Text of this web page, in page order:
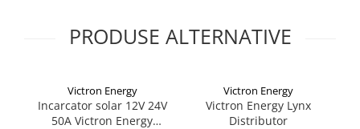
PRODUSE ALTERNATIVE
Victron Energy
Incarcator solar 12V 24V
50A Victron Energy
Victron Energy
Victron Energy Lynx
Distributor